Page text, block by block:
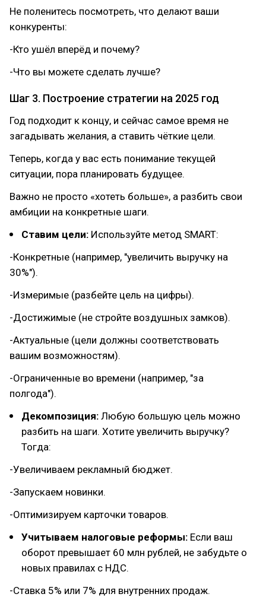
Не поленитесь посмотреть, что делают ваши
конкуренты:
-Кто ушёл вперёд и почему?
-Что вы можете сделать лучше?
Шаг 3. Построение стратегии на 2025 год
Год подходит к концу, и сейчас самое время не
загадывать желания, а ставить чёткие цели.
Теперь, когда у вас есть понимание текущей
ситуации, пора планировать будущее.
Важно не просто «хотеть больше», а разбить свои
амбиции на конкретные шаги.
Ставим цели: Используйте метод SMART:
-Конкретные (например, "увеличить выручку на
30%").
-Измеримые (разбейте цель на цифры).
-Достижимые (не стройте воздушных замков).
-Актуальные (цели должны соответствовать
вашим возможностям).
-Ограниченные во времени (например, "за
полгода").
Декомпозиция: Любую большую цель можно
разбить на шаги. Хотите увеличить выручку?
Тогда:
-Увеличиваем рекламный бюджет.
-Запускаем новинки.
-Оптимизируем карточки товаров.
Учитываем налоговые реформы: Если ваш
оборот превышает 60 млн рублей, не забудьте о
новых правилах с НДС.
-Ставка 5% или 7% для внутренних продаж.